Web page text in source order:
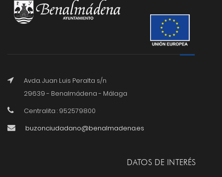
Avda. Juan Luis Peralta s/n
29639 - Benalmádena - Málaga
Centralita : 952579800
buzonciudadano@benalmadena.es
DATOS DE INTERÉS